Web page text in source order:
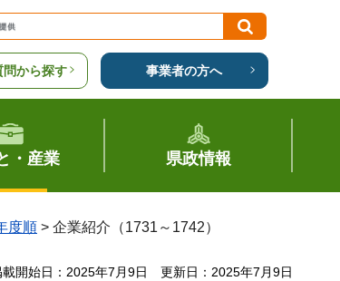
問から探す 事業者の方へ
・産業 県政情報
度順 > 企業紹介（1731～1742）
載開始日：2025年7月9日 更新日：2025年7月9日